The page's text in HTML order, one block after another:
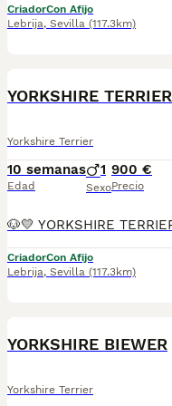
CriadorCon Afijo
Lebrija, Sevilla (117.3km)
YORKSHIRE TERRIER
Yorkshire Terrier
10 semanas
Edad
1
Sexo
900 €
Precio
CriadorCon Afijo
Lebrija, Sevilla (117.3km)
YORKSHIRE BIEWER
Yorkshire Terrier